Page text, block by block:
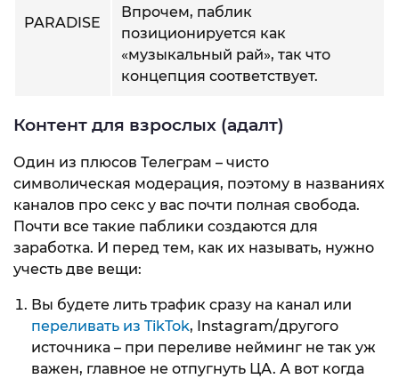
PARADISE
Впрочем, паблик
позиционируется как
«музыкальный рай», так что
концепция соответствует.
Контент для взрослых (адалт)
Один из плюсов Телеграм – чисто
символическая модерация, поэтому в названиях
каналов про секс у вас почти полная свобода.
Почти все такие паблики создаются для
заработка. И перед тем, как их называть, нужно
учесть две вещи:
Вы будете лить трафик сразу на канал или
переливать из TikTok, Instagram/другого
источника – при переливе нейминг не так уж
важен, главное не отпугнуть ЦА. А вот когда